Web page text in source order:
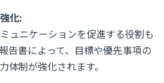
化:
ュニケーションを促進する役割も
告書によって、目標や優先事項の
体制が強化されます。